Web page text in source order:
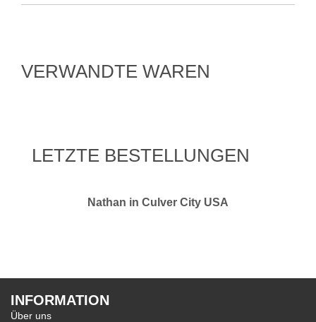
VERWANDTE WAREN
LETZTE BESTELLUNGEN
Nathan in Culver City USA
INFORMATION
Über uns